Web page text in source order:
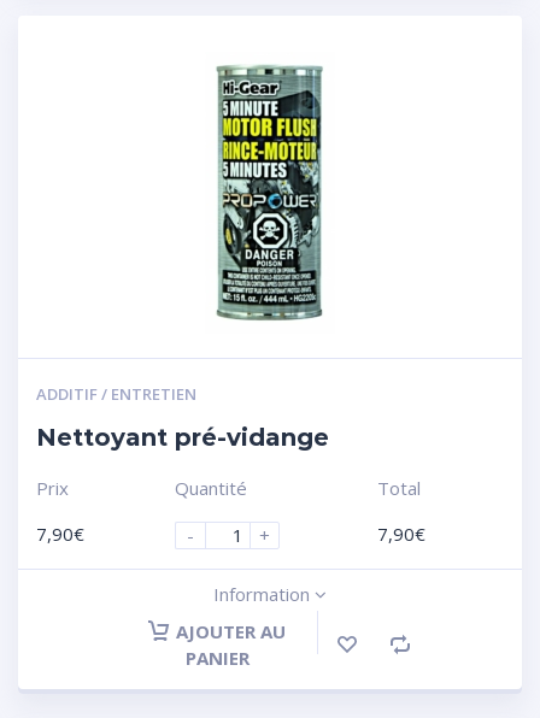
ADDITIF / ENTRETIEN
Nettoyant pré-vidange
Prix
7,90€
Quantité
-
+
Total
7,90€
Information
AJOUTER AU
PANIER